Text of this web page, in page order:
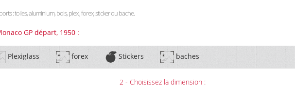
: toiles, aluminium, bois, plexi, forex, sticker ou bache.
GP départ, 1950 :
Plexiglass forex Stickers baches
2 - Choisissez la dimension :